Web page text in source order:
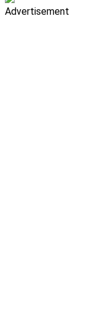
Advertisement